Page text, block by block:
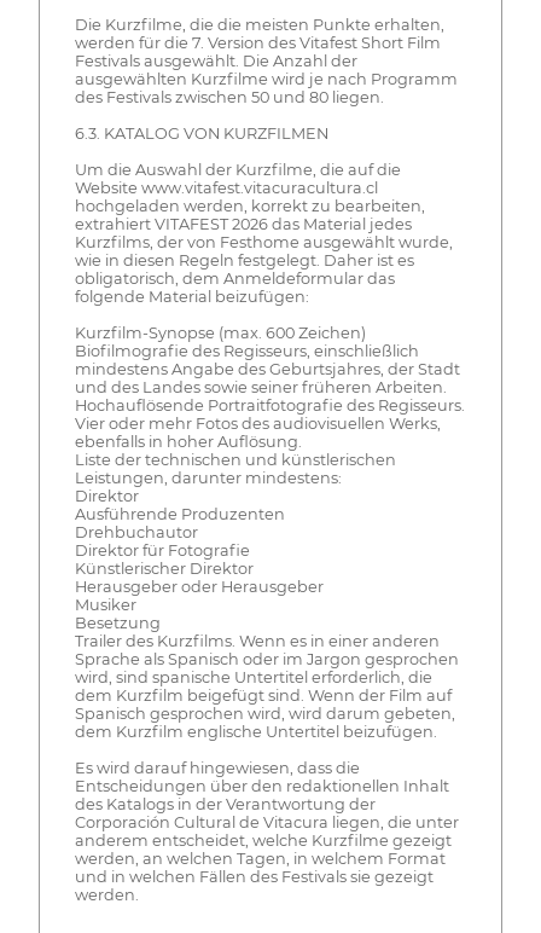
Die Kurzfilme, die die meisten Punkte erhalten,
werden für die 7. Version des Vitafest Short Film
Festivals ausgewählt. Die Anzahl der
ausgewählten Kurzfilme wird je nach Programm
des Festivals zwischen 50 und 80 liegen.
6.3. KATALOG VON KURZFILMEN
Um die Auswahl der Kurzfilme, die auf die
Website www.vitafest.vitacuracultura.cl
hochgeladen werden, korrekt zu bearbeiten,
extrahiert VITAFEST 2026 das Material jedes
Kurzfilms, der von Festhome ausgewählt wurde,
wie in diesen Regeln festgelegt. Daher ist es
obligatorisch, dem Anmeldeformular das
folgende Material beizufügen:
Kurzfilm-Synopse (max. 600 Zeichen)
Biofilmografie des Regisseurs, einschließlich
mindestens Angabe des Geburtsjahres, der Stadt
und des Landes sowie seiner früheren Arbeiten.
Hochauflösende Portraitfotografie des Regisseurs.
Vier oder mehr Fotos des audiovisuellen Werks,
ebenfalls in hoher Auflösung.
Liste der technischen und künstlerischen
Leistungen, darunter mindestens:
Direktor
Ausführende Produzenten
Drehbuchautor
Direktor für Fotografie
Künstlerischer Direktor
Herausgeber oder Herausgeber
Musiker
Besetzung
Trailer des Kurzfilms. Wenn es in einer anderen
Sprache als Spanisch oder im Jargon gesprochen
wird, sind spanische Untertitel erforderlich, die
dem Kurzfilm beigefügt sind. Wenn der Film auf
Spanisch gesprochen wird, wird darum gebeten,
dem Kurzfilm englische Untertitel beizufügen.
Es wird darauf hingewiesen, dass die
Entscheidungen über den redaktionellen Inhalt
des Katalogs in der Verantwortung der
Corporación Cultural de Vitacura liegen, die unter
anderem entscheidet, welche Kurzfilme gezeigt
werden, an welchen Tagen, in welchem Format
und in welchen Fällen des Festivals sie gezeigt
werden.